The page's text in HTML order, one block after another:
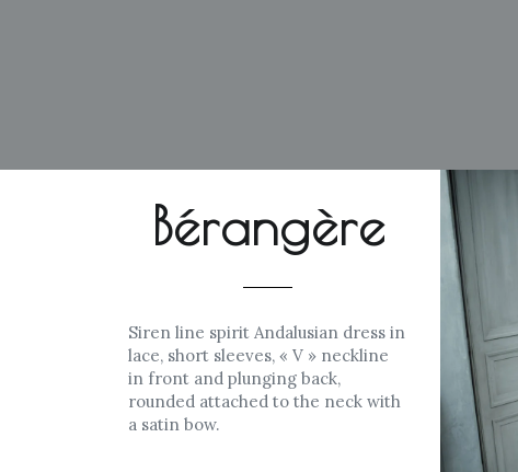
Bérangère
Siren line spirit Andalusian dress in
lace, short sleeves, « V » neckline
in front and plunging back,
rounded attached to the neck with
a satin bow.